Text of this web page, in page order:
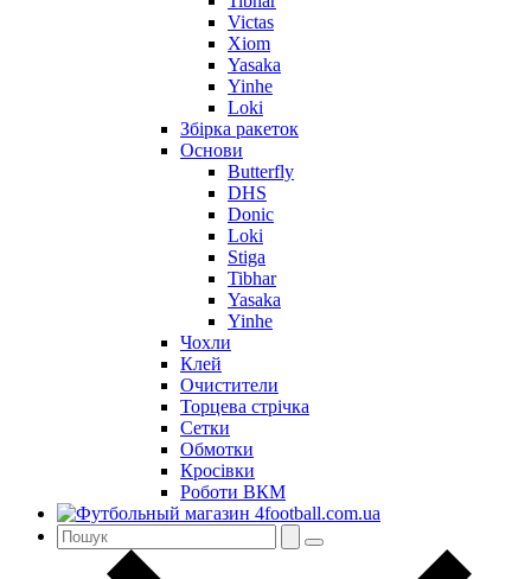
Victas
Xiom
Yasaka
Yinhe
Loki
Збірка ракеток
Основи
Butterfly
DHS
Donic
Loki
Stiga
Tibhar
Yasaka
Yinhe
Чохли
Клей
Очистители
Торцева стрічка
Сетки
Обмотки
Кросівки
Роботи ВКМ